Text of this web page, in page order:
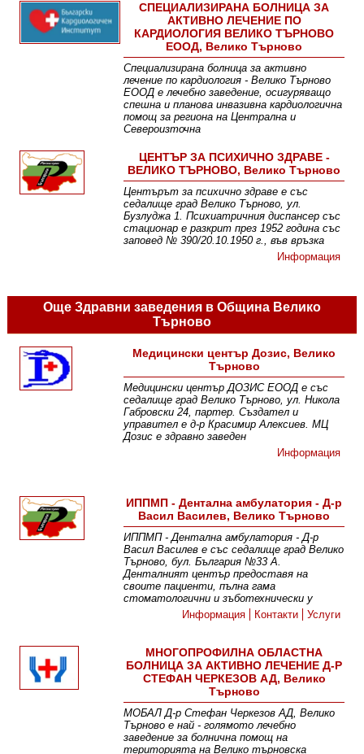
СПЕЦИАЛИЗИРАНА БОЛНИЦА ЗА
АКТИВНО ЛЕЧЕНИЕ ПО
КАРДИОЛОГИЯ ВЕЛИКО ТЪРНОВО
ЕООД, Велико Търново
Специализирана болница за активно
лечение по кардиология - Велико Търново
ЕООД е лечебно заведение, осигуряващо
спешна и планова инвазивна кардиологична
помощ за региона на Централна и
Североизточна
ЦЕНТЪР ЗА ПСИХИЧНО ЗДРАВЕ -
ВЕЛИКО ТЪРНОВО, Велико Търново
Центърът за психично здраве е със
седалище град Велико Търново, ул.
Бузлуджа 1. Психиатричния диспансер със
стационар е разкрит през 1952 година със
заповед № 390/20.10.1950 г., във връзка
Информация
Още Здравни заведения в Община Велико
Търново
Медицински център Дозис, Велико
Търново
Медицински център ДОЗИС ЕООД е със
седалище град Велико Търново, ул. Никола
Габровски 24, партер. Създател и
управител е д-р Красимир Алексиев. МЦ
Дозис е здравно заведен
Информация
ИППМП - Дентална амбулатория - Д-р
Васил Василев, Велико Търново
ИППМП - Дентална амбулатория - Д-р
Васил Василев е със седалище град Велико
Търново, бул. България №33 А.
Денталният център предоставя на
своите пациенти, пълна гама
стоматологични и зъботехнически у
Информация
Контакти Услуги
МНОГОПРОФИЛНА ОБЛАСТНА
БОЛНИЦА ЗА АКТИВНО ЛЕЧЕНИЕ Д-Р
СТЕФАН ЧЕРКЕЗОВ АД, Велико
Търново
МОБАЛ Д-р Стефан Черкезов АД, Велико
Търново е най - голямото лечебно
заведение за болнична помощ на
територията на Велико търновска